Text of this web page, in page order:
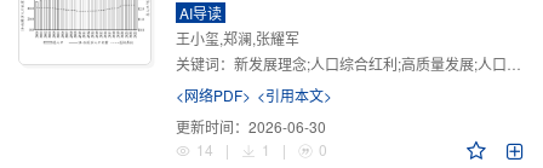
AI导读
王小玺,郑澜,张耀军
关键词： 新发展理念;人口综合红利;高质量发展;人口政策;中国式现代化
<网络PDF> <引用本文>
更新时间： 2026-06-30
14
| 1 | 0